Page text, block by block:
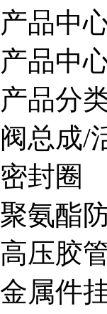
产品中
产品中
产品分
阀总成/
密封圈
聚氨酯
高压胶
金属件